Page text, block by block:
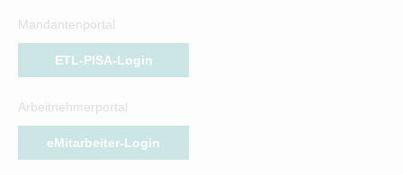
Mandantenportal
ETL-PISA-Login
Arbeitnehmerportal
eMitarbeiter-Login